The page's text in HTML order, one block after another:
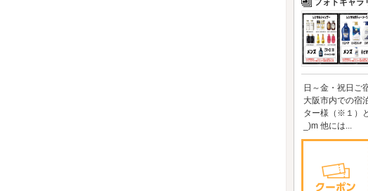
日～金・祝日ご
大阪市内での宿
ター様（※１）
_)m 他には...